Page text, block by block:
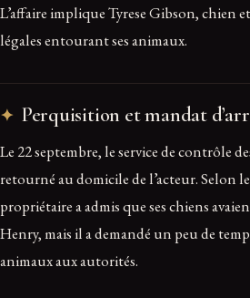
L’affaire implique Tyrese Gibson, chien
légales entourant ses animaux.
Perquisition et mandat
Le 22 septembre, le service de contrôle
retourné au domicile de l’acteur. Selon
propriétaire a admis que ses chiens
Henry, mais il a demandé un peu de
animaux aux autorités.